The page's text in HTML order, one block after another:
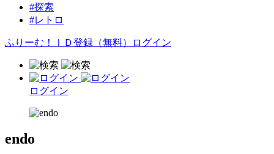
#探索
#レトロ
ふりーむ！ＩＤ登録（無料） ログイン
ログイン
endo